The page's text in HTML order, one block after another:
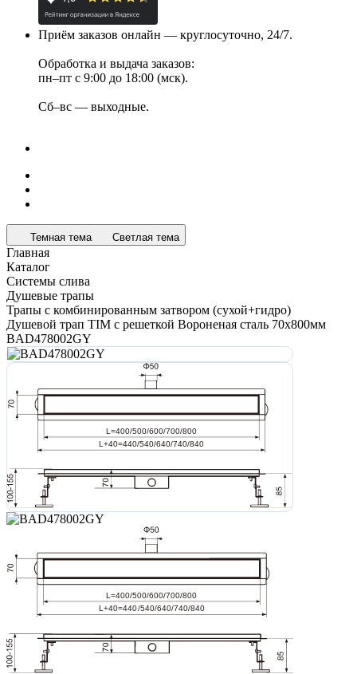
Приём заказов онлайн — круглосуточно, 24/7.
Обработка и выдача заказов:
пн–пт с 9:00 до 18:00 (мск).
Сб–вс — выходные.
Темная тема Светлая тема
Главная
Каталог
Системы слива
Душевые трапы
Трапы с комбинированным затвором (сухой+гидро)
Душевой трап TIM с решеткой Вороненая сталь 70x800мм
BAD478002GY